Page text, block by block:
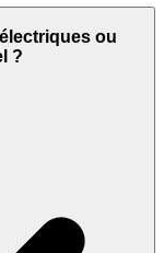
ou
?